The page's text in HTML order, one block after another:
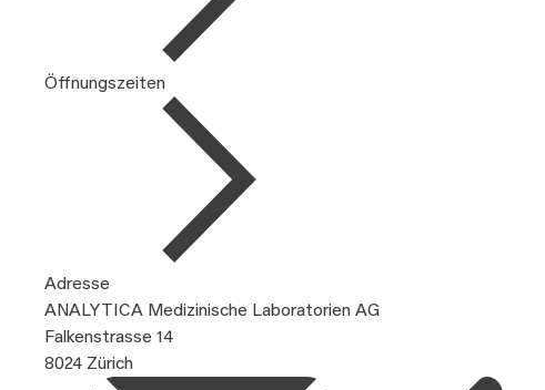
Öffnungszeiten
Adresse
ANALYTICA Medizinische Laboratorien AG
Falkenstrasse 14
8024 Zürich